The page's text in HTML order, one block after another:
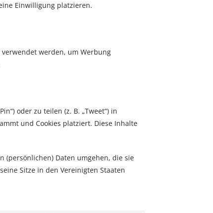
Einwilligung platzieren.
werden, um Werbung
oder zu teilen (z. B. „Tweet“) in
und Cookies platziert. Diese Inhalte
(persönlichen) Daten umgehen, die sie
Sitze in den Vereinigten Staaten